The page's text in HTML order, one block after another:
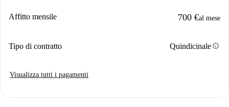
Affitto mensile 700 €al mese
Tipo di contratto Quindicinaleinfo
Visualizza tutti i pagamenti